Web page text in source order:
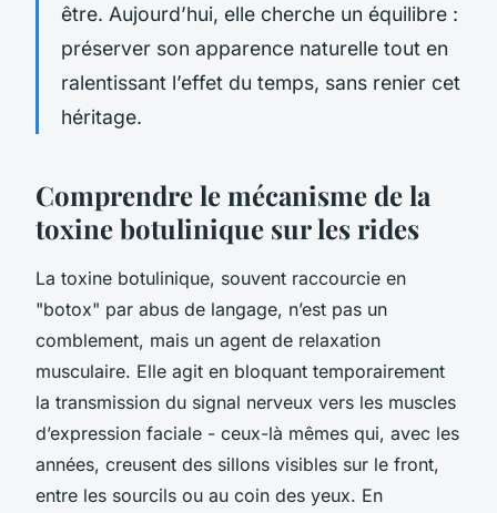
être. Aujourd’hui, elle cherche un équilibre :
préserver son apparence naturelle tout en
ralentissant l’effet du temps, sans renier cet
héritage.
Comprendre le mécanisme de la
toxine botulinique sur les rides
La toxine botulinique, souvent raccourcie en
"botox" par abus de langage, n’est pas un
comblement, mais un agent de relaxation
musculaire. Elle agit en bloquant temporairement
la transmission du signal nerveux vers les muscles
d’expression faciale - ceux-là mêmes qui, avec les
années, creusent des sillons visibles sur le front,
entre les sourcils ou au coin des yeux. En